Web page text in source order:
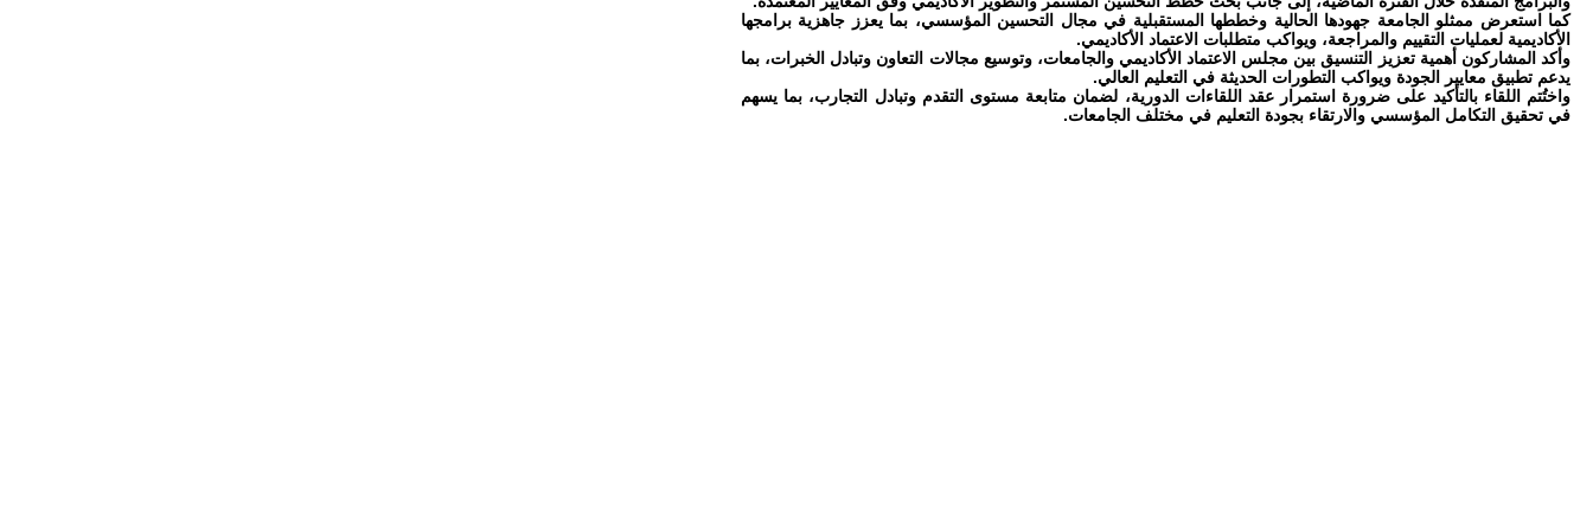
كما استعرض ممثلو الجامعة جهودها الحالية وخططها المستقبلية في مجال التحسين المؤسسي، بما يعزز جاهزية برامجها
الأكاديمية لعمليات التقييم والمراجعة، ويواكب متطلبات الاعتماد الأكاديمي.
وأكد المشاركون أهمية تعزيز التنسيق بين مجلس الاعتماد الأكاديمي والجامعات، وتوسيع مجالات التعاون وتبادل الخبرات، بما
يدعم تطبيق معايير الجودة ويواكب التطورات الحديثة في التعليم العالي.
واختُتم اللقاء بالتأكيد على ضرورة استمرار عقد اللقاءات الدورية، لضمان متابعة مستوى التقدم وتبادل التجارب، بما يسهم
في تحقيق التكامل المؤسسي والارتقاء بجودة التعليم في مختلف الجامعات.